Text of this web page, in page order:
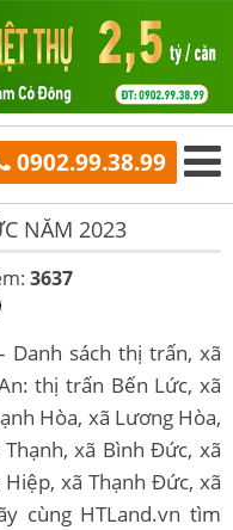
0902.99.38.99
NĂM 2023
3637
Danh sách thị trấn, xã
thị trấn Bến Lức, xã
Hòa, xã Lương Hòa,
xã Bình Đức, xã
xã Thạnh Đức, xã
cùng HTLand.vn tìm